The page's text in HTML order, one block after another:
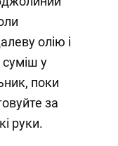
олію і
у
поки
за
руки.